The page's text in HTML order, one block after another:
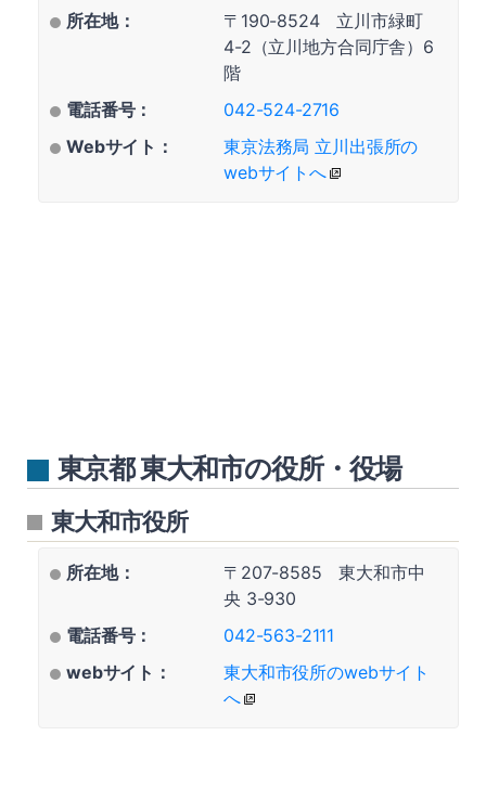
所在地：
〒190-8524 立川市緑町
4-2（立川地方合同庁舎）6
階
電話番号：
042-524-2716
Webサイト：
東京法務局 立川出張所の
webサイトへ
東京都 東大和市の役所・役場
東大和市役所
所在地：
〒207-8585 東大和市中
央 3-930
電話番号：
042-563-2111
webサイト：
東大和市役所のwebサイト
へ